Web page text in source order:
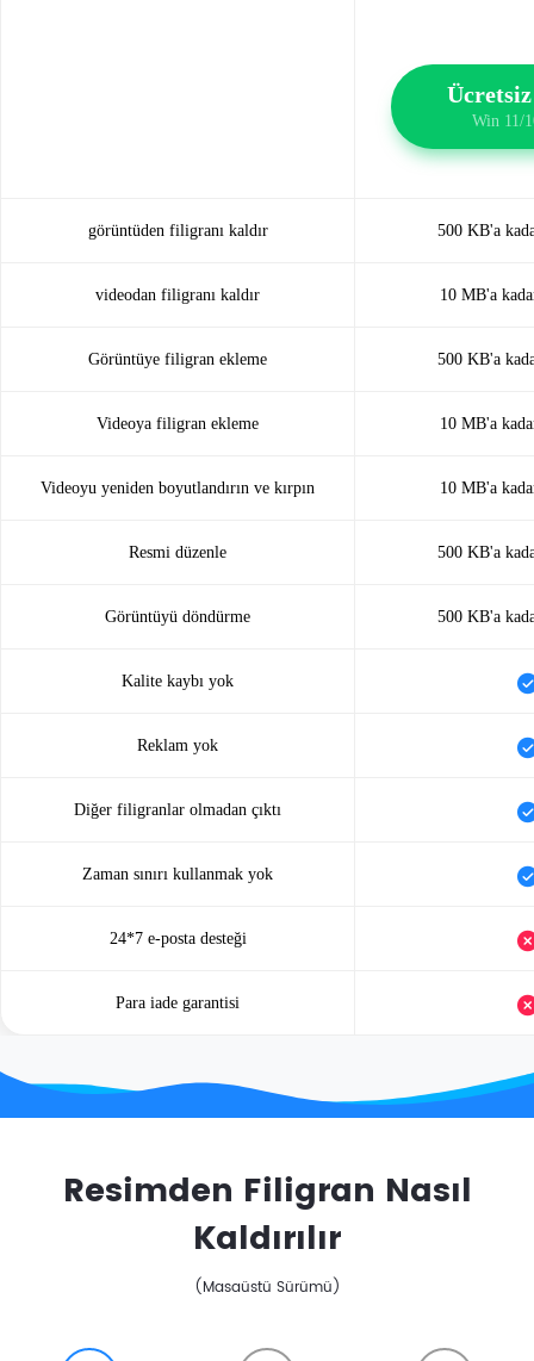
Win 11/
görüntüden filigranı kaldır 500 KB'a
videodan filigranı kaldır 10 MB'a
Görüntüye filigran ekleme 500 KB'a
Videoya filigran ekleme 10 MB'a
Videoyu yeniden boyutlandırın ve kırpın 10 MB'a
Resmi düzenle 500 KB'a
Görüntüyü döndürme 500 KB'a
Kalite kaybı yok
Reklam yok
Diğer filigranlar olmadan çıktı
Zaman sınırı kullanmak yok
24*7 e-posta desteği
Para iade garantisi
Resimden Filigran Nasıl
Kaldırılır
(Masaüstü Sürümü)